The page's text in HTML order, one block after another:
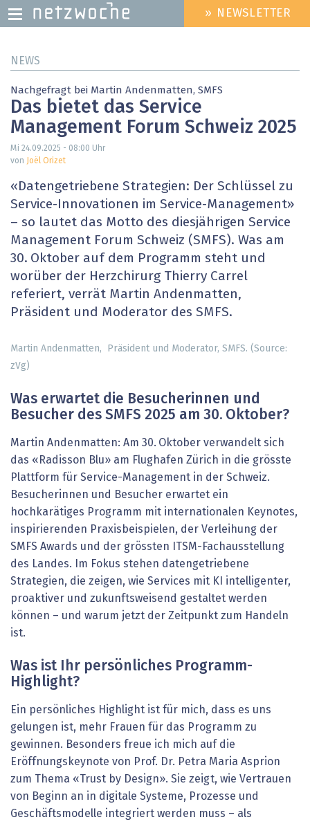
zum
HEADER
MENU
» NEWSLETTER
NEWS
Nachgefragt bei Martin Andenmatten, ­SMFS
Das bietet das Service
Management Forum Schweiz 2025
Mi 24.09.2025 - 08:00 Uhr
von
Joël Orizet
«Datengetriebene Strategien: Der Schlüssel zu
Service-Innovationen im Service-Management»
– so lautet das Motto des ­diesjährigen Service
Management Forum Schweiz (SMFS). Was am
30. Oktober auf dem Programm steht und
worüber der Herzchirurg Thierry Carrel
referiert, verrät Martin Andenmatten,
Präsident und Moderator des SMFS.
Martin Andenmatten, ­ Präsident und Moderator, SMFS. (Source:
zVg)
Was erwartet die Besucherinnen und
Besucher des SMFS 2025 am 30. Oktober?
Martin Andenmatten: Am 30. Oktober verwandelt sich
das «Radisson Blu» am Flughafen Zürich in die grösste
Plattform für Service-Management in der Schweiz.
Besucherinnen und Besucher erwartet ein
hochkarätiges Programm mit internationalen Keynotes,
inspirierenden Praxisbeispielen, der Verleihung der
SMFS Awards und der grössten ITSM-Fachausstellung
des Landes. Im Fokus stehen datengetriebene
Strategien, die zeigen, wie Services mit KI intelligenter,
proaktiver und zukunftsweisend gestaltet werden
können – und warum jetzt der Zeitpunkt zum Handeln
ist.
Was ist Ihr persönliches Programm-
Highlight?
Ein persönliches Highlight ist für mich, dass es uns
gelungen ist, mehr Frauen für das Programm zu
gewinnen. Besonders freue ich mich auf die
Eröffnungskeynote von Prof. Dr. Petra Maria Asprion
zum Thema «Trust by Design». Sie zeigt, wie Vertrauen
von Beginn an in digitale Systeme, Prozesse und
Geschäftsmodelle integriert werden muss – als